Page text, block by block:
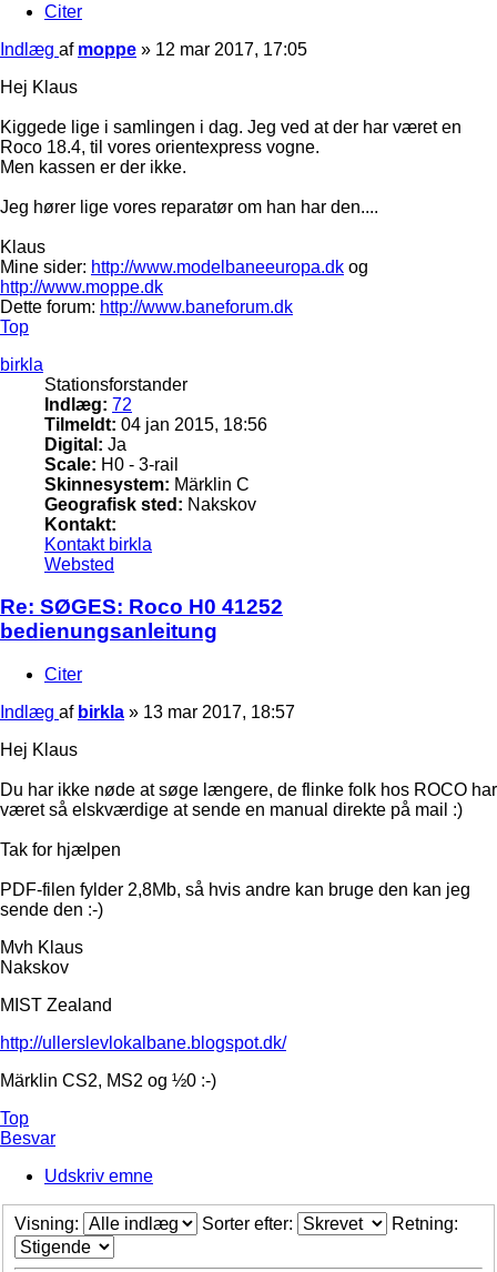
Citer
Indlæg af moppe » 12 mar 2017, 17:05
Hej Klaus
Kiggede lige i samlingen i dag. Jeg ved at der har været en
Roco 18.4, til vores orientexpress vogne.
Men kassen er der ikke.
Jeg hører lige vores reparatør om han har den....
Klaus
Mine sider: http://www.modelbaneeuropa.dk og
http://www.moppe.dk
Dette forum: http://www.baneforum.dk
Top
birkla
Stationsforstander
Indlæg: 72
Tilmeldt: 04 jan 2015, 18:56
Digital: Ja
Scale: H0 - 3-rail
Skinnesystem: Märklin C
Geografisk sted: Nakskov
Kontakt:
Kontakt birkla
Websted
Re: SØGES: Roco H0 41252
bedienungsanleitung
Citer
Indlæg af birkla » 13 mar 2017, 18:57
Hej Klaus
Du har ikke nøde at søge længere, de flinke folk hos ROCO har
været så elskværdige at sende en manual direkte på mail :)
Tak for hjælpen
PDF-filen fylder 2,8Mb, så hvis andre kan bruge den kan jeg
sende den :-)
Mvh Klaus
Nakskov
MIST Zealand
http://ullerslevlokalbane.blogspot.dk/
Märklin CS2, MS2 og ½0 :-)
Top
Besvar
Udskriv emne
Visning: Sorter efter: Retning: